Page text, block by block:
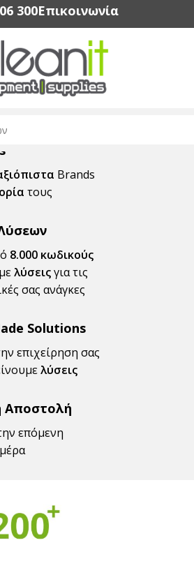
300‬Επικοινωνία
Brands
τους
8.000 κωδικούς
λύσειςγια τις
σας ανάγκες
Solutions
επιχείρηση σας
λύσεις
Αποστολή
επόμενη